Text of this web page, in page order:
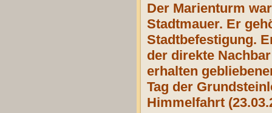
Der Marienturm
Stadtmauer. Er
Stadtbefestigung.
der direkte
erhalten
Tag der
Himmelfahrt